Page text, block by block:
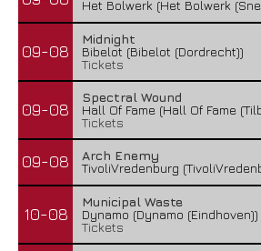
Het Bolwerk (Het Bolwerk
09-08
Midnight
Bibelot (Bibelot (Dordrecht))
Tickets
09-08
Spectral Wound
Hall Of Fame (Hall Of Fame
Tickets
09-08
Arch Enemy
TivoliVredenburg
10-08
Municipal Waste
Dynamo (Dynamo (Eindhoven))
Tickets